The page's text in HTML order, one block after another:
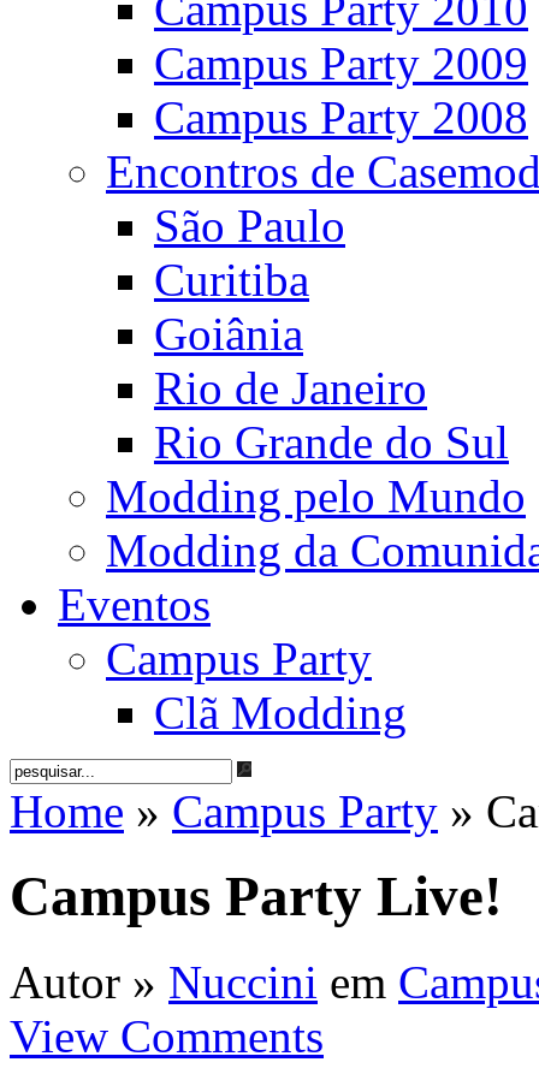
Campus Party 2009
Campus Party 2008
Encontros de
São Paulo
Curitiba
Goiânia
Rio de Janeiro
Rio Grande do Sul
Modding pelo Mundo
Modding da
Eventos
Campus Party
Clã Modding
Home » Campus Party »
Campus Party Live!
Autor » Nuccini em
View Comments